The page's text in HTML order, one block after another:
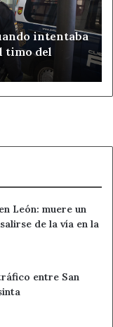
intentaba
timo del
León: muere un
de la vía en la
entre San